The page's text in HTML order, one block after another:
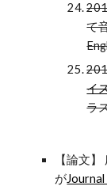
て
イ
ラ
【論文
が